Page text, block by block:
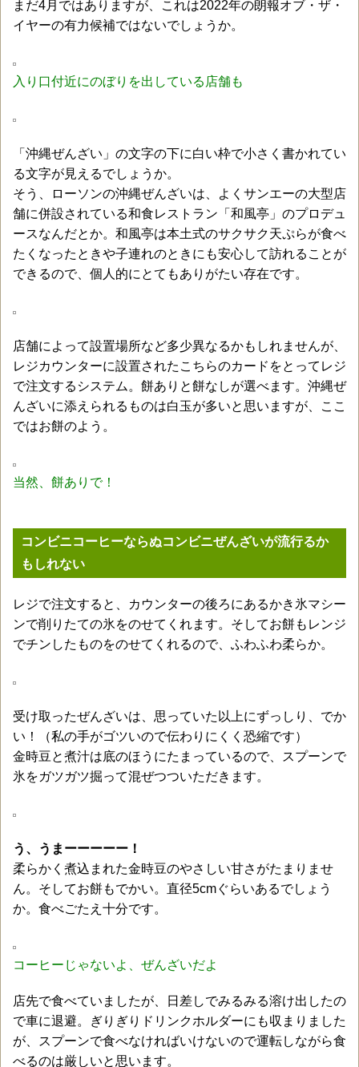
まだ4月ではありますが、これは2022年の朗報オブ・ザ・
イヤーの有力候補ではないでしょうか。
入り口付近にのぼりを出している店舗も
「沖縄ぜんざい」の文字の下に白い枠で小さく書かれてい
る文字が見えるでしょうか。
そう、ローソンの沖縄ぜんざいは、よくサンエーの大型店
舗に併設されている和食レストラン「和風亭」のプロデュ
ースなんだとか。和風亭は本土式のサクサク天ぷらが食べ
たくなったときや子連れのときにも安心して訪れることが
できるので、個人的にとてもありがたい存在です。
店舗によって設置場所など多少異なるかもしれませんが、
レジカウンターに設置されたこちらのカードをとってレジ
で注文するシステム。餅ありと餅なしが選べます。沖縄ぜ
んざいに添えられるものは白玉が多いと思いますが、ここ
ではお餅のよう。
当然、餅ありで！
コンビニコーヒーならぬコンビニぜんざいが流行るか
もしれない
レジで注文すると、カウンターの後ろにあるかき氷マシー
ンで削りたての氷をのせてくれます。そしてお餅もレンジ
でチンしたものをのせてくれるので、ふわふわ柔らか。
受け取ったぜんざいは、思っていた以上にずっしり、でか
い！（私の手がゴツいので伝わりにくく恐縮です）
金時豆と煮汁は底のほうにたまっているので、スプーンで
氷をガツガツ掘って混ぜつついただきます。
う、うまーーーーー！
柔らかく煮込まれた金時豆のやさしい甘さがたまりませ
ん。そしてお餅もでかい。直径5cmぐらいあるでしょう
か。食べごたえ十分です。
コーヒーじゃないよ、ぜんざいだよ
店先で食べていましたが、日差しでみるみる溶け出したの
で車に退避。ぎりぎりドリンクホルダーにも収まりました
が、スプーンで食べなければいけないので運転しながら食
べるのは厳しいと思います。